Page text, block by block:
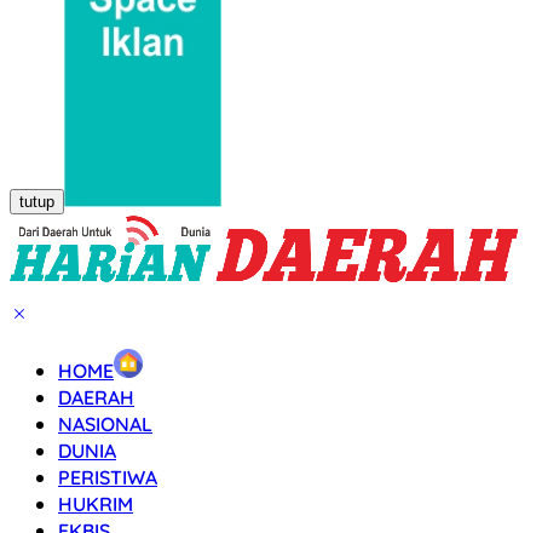
tutup
HOME
DAERAH
NASIONAL
DUNIA
PERISTIWA
HUKRIM